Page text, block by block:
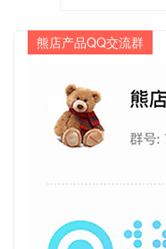
熊店产品QQ交流群